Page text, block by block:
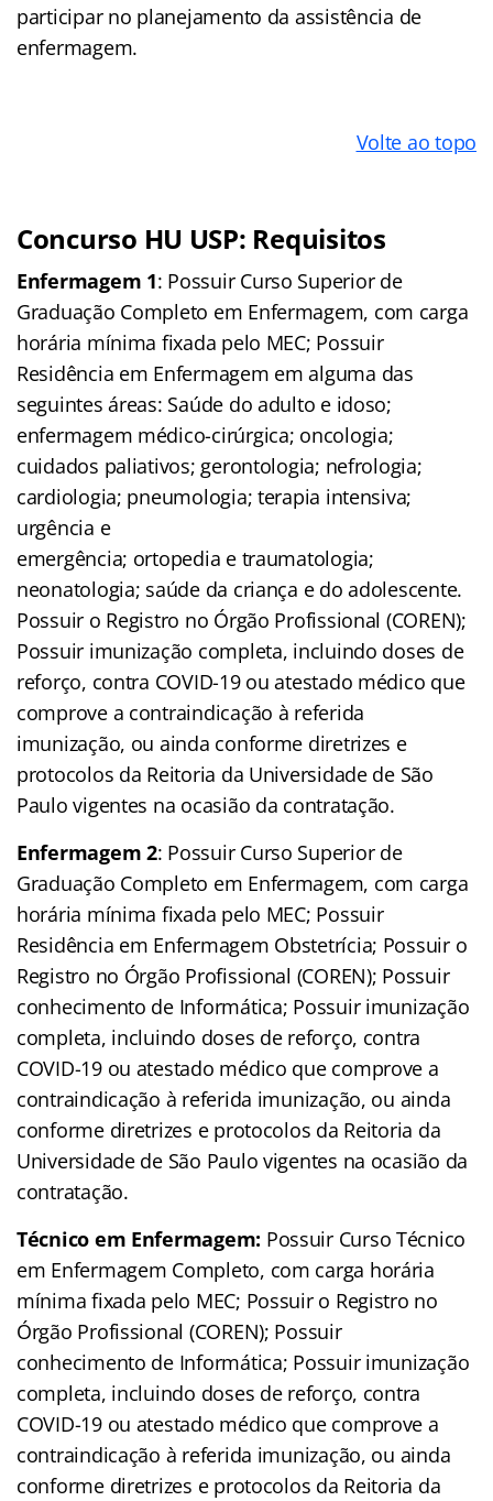
participar no planejamento da assistência de
enfermagem.
Volte ao topo
Concurso HU USP: Requisitos
Enfermagem 1: Possuir Curso Superior de
Graduação Completo em Enfermagem, com carga
horária mínima fixada pelo MEC; Possuir
Residência em Enfermagem em alguma das
seguintes áreas: Saúde do adulto e idoso;
enfermagem médico-cirúrgica; oncologia;
cuidados paliativos; gerontologia; nefrologia;
cardiologia; pneumologia; terapia intensiva;
urgência e
emergência; ortopedia e traumatologia;
neonatologia; saúde da criança e do adolescente.
Possuir o Registro no Órgão Profissional (COREN);
Possuir imunização completa, incluindo doses de
reforço, contra COVID-19 ou atestado médico que
comprove a contraindicação à referida
imunização, ou ainda conforme diretrizes e
protocolos da Reitoria da Universidade de São
Paulo vigentes na ocasião da contratação.
Enfermagem 2: Possuir Curso Superior de
Graduação Completo em Enfermagem, com carga
horária mínima fixada pelo MEC; Possuir
Residência em Enfermagem Obstetrícia; Possuir o
Registro no Órgão Profissional (COREN); Possuir
conhecimento de Informática; Possuir imunização
completa, incluindo doses de reforço, contra
COVID-19 ou atestado médico que comprove a
contraindicação à referida imunização, ou ainda
conforme diretrizes e protocolos da Reitoria da
Universidade de São Paulo vigentes na ocasião da
contratação.
Técnico em Enfermagem: Possuir Curso Técnico
em Enfermagem Completo, com carga horária
mínima fixada pelo MEC; Possuir o Registro no
Órgão Profissional (COREN); Possuir
conhecimento de Informática; Possuir imunização
completa, incluindo doses de reforço, contra
COVID-19 ou atestado médico que comprove a
contraindicação à referida imunização, ou ainda
conforme diretrizes e protocolos da Reitoria da